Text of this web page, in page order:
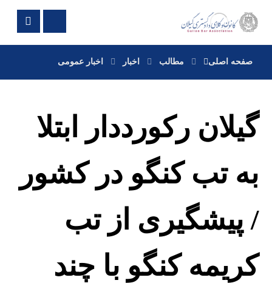
صفحه اصلی مطالب اخبار اخبار عمومی
گیلان رکورددار ابتلا
به تب کنگو در کشور
/ پیشگیری از تب
کریمه کنگو با چند